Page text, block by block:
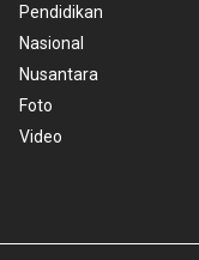
Pendidikan
Nasional
Nusantara
Foto
Video